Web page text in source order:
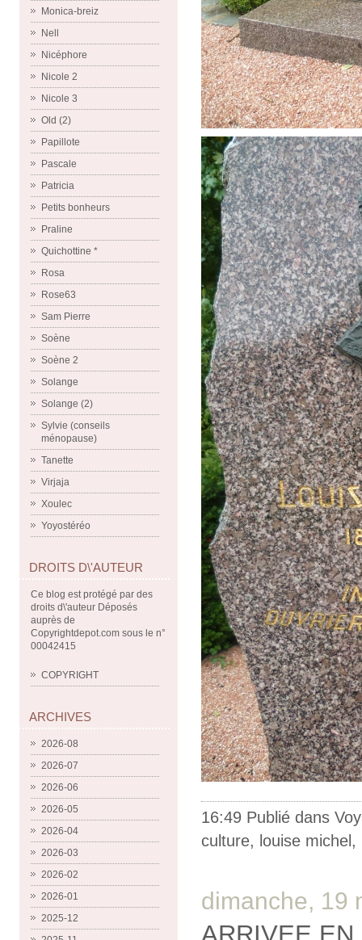
Monica-breiz
Nell
Nicéphore
Nicole 2
Nicole 3
Old (2)
Papillote
Pascale
Patricia
Petits bonheurs
Praline
Quichottine *
Rosa
Rose63
Sam Pierre
Soène
Soène 2
Solange
Solange (2)
Sylvie (conseils
ménopause)
Tanette
Virjaja
Xoulec
Yoyostéréo
DROITS D\'AUTEUR
Ce blog est protégé par des
droits d\'auteur Déposés
auprès de
Copyrightdepot.com sous le n°
00042415
COPYRIGHT
ARCHIVES
2026-08
2026-07
2026-06
2026-05
2026-04
2026-03
2026-02
2026-01
2025-12
16:49 Publié dans
culture, louise michel,
dimanche, 19
ARRIVEE